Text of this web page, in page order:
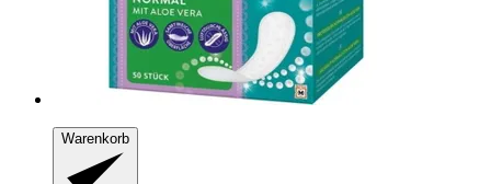
Warenkorb